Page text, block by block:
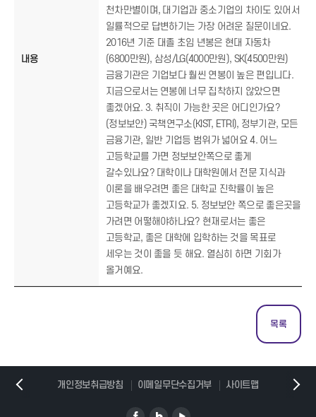
내용
천차만별이며, 대기업과 중소기업의 차이도 있어서
일률적으로 답변하기는 가장 어려운 질문이네요.
2016년 기준 대졸 초임 년봉은 현대 자동차
(6800만원), 삼성/LG(4000만원), SK(4500만원)
금융기관은 기업보다 훨씬 연봉이 높은 편입니다.
지금으로서는 연봉에 너무 집착하지 않았으면
좋겠어요. 3. 취직이 가능한 곳은 어디인가요?
(정보보안) 국책연구소(KIST, ETRI), 정부기관, 모든
금융기관, 일반 기업등 범위가 넓어요 4. 어느
고등학교를 가면 정보보안쪽으로 좋게
갈수있나요? 대학이나 대학원에서 전문 지식과
이론을 배우려면 좋은 대학교 진학률이 높은
고등학교가 좋겠지요. 5. 정보보안 쪽으로 좋은곳을
가려면 어떻해야하나요? 현재로서는 좋은
고등학교, 좋은 대학에 입학하는 것을 목표로
세우는 것이 좋을 듯 해요. 열심히 하면 기회가
올거예요.
목록
개인정보취급방침 이메일무단수집거부 사이트맵